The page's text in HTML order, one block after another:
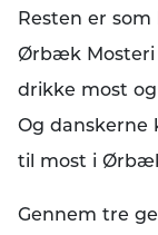
Resten er
Ørbæk Mosteri
drikke most
Og danskerne
til most i
Gennem tre